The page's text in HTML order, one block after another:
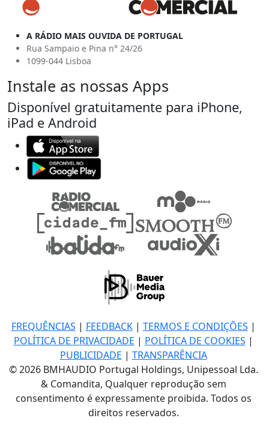
A RÁDIO MAIS OUVIDA DE PORTUGAL
Rua Sampaio e Pina n° 24/26
1099-044 Lisboa
Instale as nossas Apps
Disponível gratuitamente para iPhone,
iPad e Android
FREQUÊNCIAS | FEEDBACK| TERMOS E CONDIÇÕES |
POLÍTICA DE PRIVACIDADE | POLÍTICA DE COOKIES |
PUBLICIDADE | TRANSPARÊNCIA
© 2026 BMHAUDIO Portugal Holdings, Unipessoal Lda.
& Comandita, Qualquer reprodução sem
consentimento é expressamente proibida. Todos os
direitos reservados.